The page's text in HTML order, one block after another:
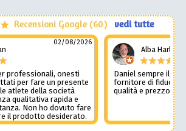
Recensioni Google (60) vedi tutte
02/08/2026
professionali, onesti
per fare un presente
atlete della società
qualitativa rapida e
Non ho dovuto fare
il prodotto desiderato.
genere è rara e
Alba Harley
Daniel sempre il
fornitore di fiducia
qualità e prezzo